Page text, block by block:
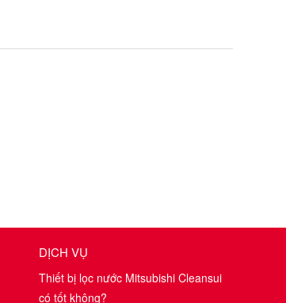
DỊCH VỤ
Thiết bị lọc nước Mitsubishi Cleansui
có tốt không?